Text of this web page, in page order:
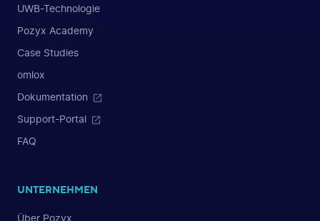
UWB-Technologie
Pozyx Academy
Case Studies
omlox
Dokumentation
Support-Portal
FAQ
UNTERNEHMEN
Über Pozyx